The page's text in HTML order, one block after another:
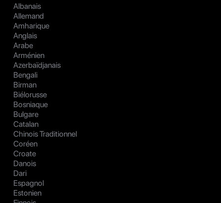
Albanais
Allemand
Amharique
Anglais
Arabe
Arménien
Azerbaïdjanais
Bengali
Birman
Biélorusse
Bosniaque
Bulgare
Catalan
Chinois Traditionnel
Coréen
Croate
Danois
Dari
Espagnol
Estonien